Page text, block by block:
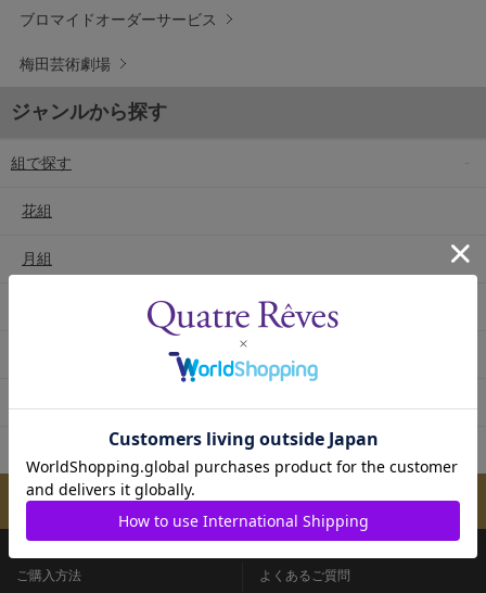
ブロマイドオーダーサービス
梅田芸術劇場
ジャンルから探す
組で探す
花組
月組
メールマガジンのご案内
ご購入方法
よくあるご質問